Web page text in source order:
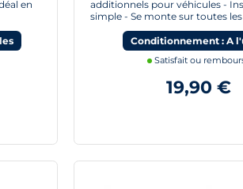
en
additionnels pour véhicules -
simple - Se monte sur toutes
Conditionnement : A
Satisfait ou
19,90 €